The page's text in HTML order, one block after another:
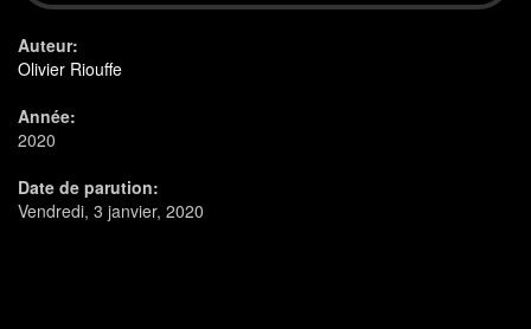
Auteur:
Olivier Riouffe
Année:
2020
Date de parution:
Vendredi, 3 janvier, 2020